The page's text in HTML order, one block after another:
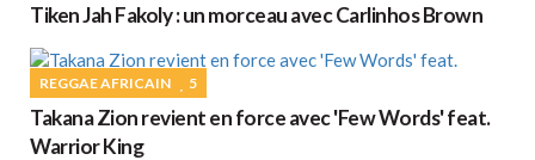
Tiken Jah Fakoly : un morceau avec Carlinhos Brown
REGGAE AFRICAIN 5
Takana Zion revient en force avec 'Few Words' feat.
Warrior King